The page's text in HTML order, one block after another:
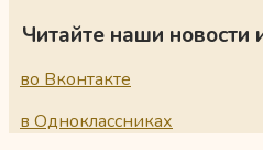
Читайте наши новости
во Вконтакте
в Одноклассниках